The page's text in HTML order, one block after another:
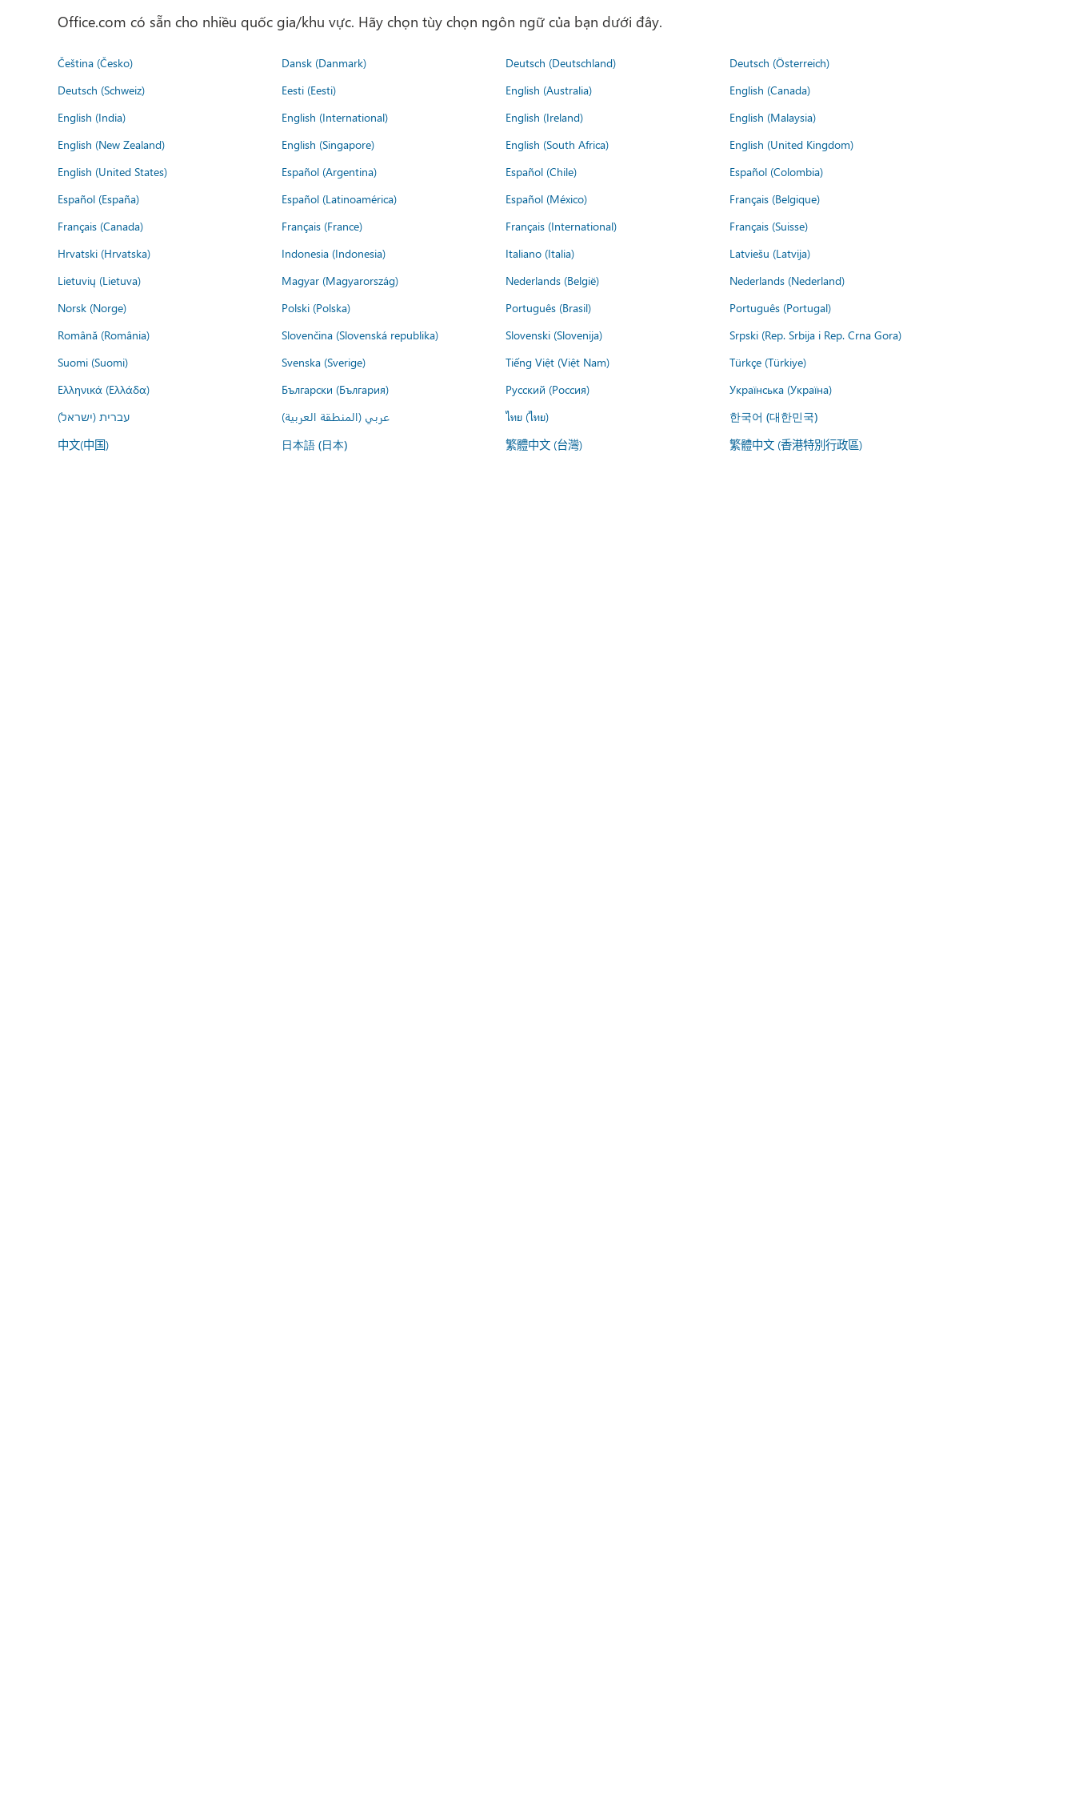
Office.com có sẵn cho nhiều quốc gia/khu vực. Hãy chọn tùy chọn ngôn ngữ của bạn dưới đây.
Čeština (Česko) Dansk (Danmark) Deutsch (Deutschland)
Deutsch (Österreich)
Deutsch (Schweiz)
Eesti (Eesti) English (Australia)
English (Canada)
English (India)
English (International) English (Ireland)
English (Malaysia)
English (New Zealand)
English (Singapore) English (South Africa)
English (United Kingdom)
English (United States)
Español (Argentina) Español (Chile)
Español (Colombia)
Español (España)
Español (Latinoamérica) Español (México)
Français (Belgique)
Français (Canada)
Français (France) Français (International)
Français (Suisse)
Hrvatski (Hrvatska)
Indonesia (Indonesia) Italiano (Italia)
Latviešu (Latvija)
Lietuvių (Lietuva)
Magyar (Magyarország) Nederlands (België)
Nederlands (Nederland)
Norsk (Norge)
Polski (Polska) Português (Brasil)
Português (Portugal)
Română (România)
Slovenčina (Slovenská republika) Slovenski (Slovenija)
Srpski (Rep. Srbija i Rep. Crna Gora)
Suomi (Suomi)
Svenska (Sverige) Tiếng Việt (Việt Nam)
Türkçe (Türkiye)
Ελληνικά (Ελλάδα)
Български (България) Русский (Россия)
Українська (Україна)
עברית (ישראל)
عربي (المنطقة العربية) ไทย (ไทย) 한국어 (대한민국)
中文(中国) 日本語 (日本) 繁體中文 (台灣) 繁體中文 (香港特別行政區)